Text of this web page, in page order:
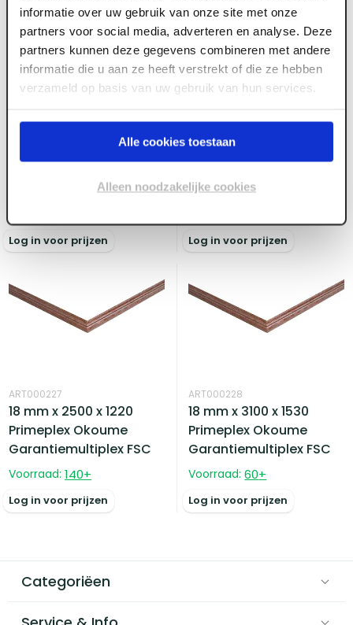
informatie over uw gebruik van onze site met onze
partners voor social media, adverteren en analyse. Deze
partners kunnen deze gegevens combineren met andere
informatie die u aan ze heeft verstrekt of die ze hebben
verzameld op basis van uw gebruik van hun services.
Alle cookies toestaan
Alleen noodzakelijke cookies
15 mm x 2500 x 1220
Garantiemultiplex FSC
Log in voor prijzen
15 mm x 3100 x 1530
Garantiemultiplex FSC
Log in voor prijzen
ART000227
18 mm x 2500 x 1220
Primeplex Okoume
Garantiemultiplex FSC
Voorraad: 140+
Log in voor prijzen
ART000228
18 mm x 3100 x 1530
Primeplex Okoume
Garantiemultiplex FSC
Voorraad: 60+
Log in voor prijzen
Categoriëen